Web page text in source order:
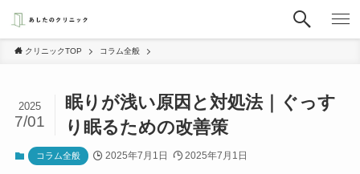
クリニックTOP コラム全般
眠りが浅い原因と対処法｜ぐっす
り眠るための改善策
2025
7/01
コラム全般 2025年7月1日 2025年7月1日